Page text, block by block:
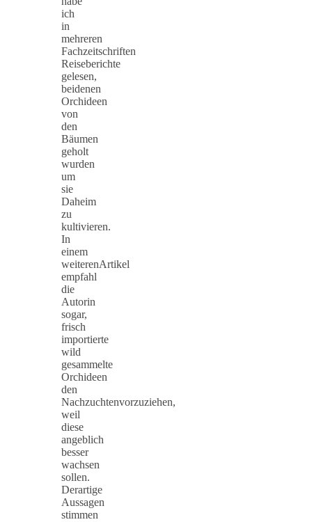
ich
in
mehreren
Fachzeitschriften
Reiseberichte
gelesen,
beidenen
Orchideen
von
den
Bäumen
geholt
wurden
um
sie
Daheim
zu
kultivieren.
In
einem
weiterenArtikel
empfahl
die
Autorin
sogar,
frisch
importierte
wild
gesammelte
Orchideen
den
Nachzuchtenvorzuziehen,
weil
diese
angeblich
besser
wachsen
sollen.
Derartige
Aussagen
stimmen